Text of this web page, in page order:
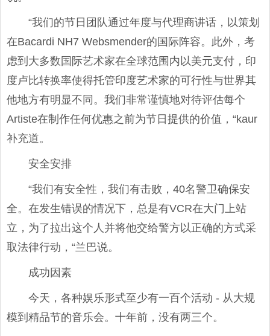
“我们的节日团队通过年度与代理商讲话，以策划
在Bacardi NH7 Websmender的国际阵容。此外，考
虑到大多数国际艺术家在全球范围内以美元支付，印
度卢比转换率使得托管印度艺术家的可行性与世界其
他地方有明显不同。我们非常谨慎地对待评估每个
Artiste在制作任何优惠之前为节日提供的价值，“kaur
补充道。
安全安排
“我们有安全性，我们有击败，40名警卫确保安
全。在发生错误的情况下，总是有VCR在大门上站
立，为了拉出这个人并将他交给警方以正确的方式采
取法律行动，“兰巴说。
成功因素
今天，各种娱乐形式至少有一百个活动 - 从大规
模到精品节的音乐会。十年前，没有两三个。